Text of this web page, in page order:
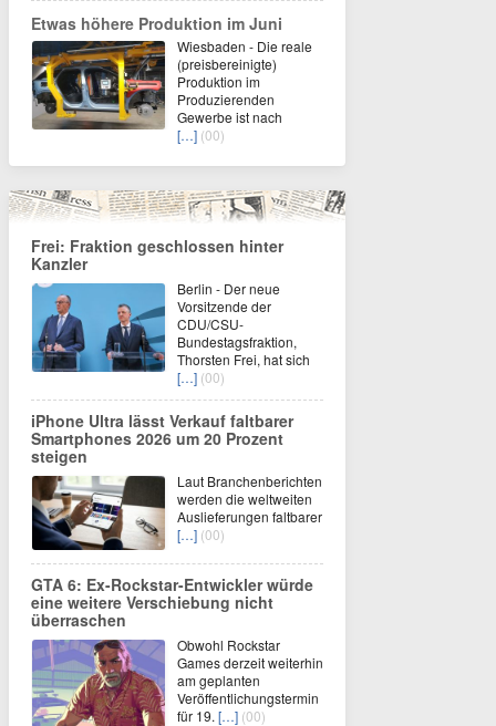
Etwas höhere Produktion im Juni
Wiesbaden - Die reale
(preisbereinigte)
Produktion im
Produzierenden
Gewerbe ist nach
[…] (00)
Frei: Fraktion geschlossen hinter
Kanzler
Berlin - Der neue
Vorsitzende der
CDU/CSU-
Bundestagsfraktion,
Thorsten Frei, hat sich
[…] (00)
iPhone Ultra lässt Verkauf faltbarer
Smartphones 2026 um 20 Prozent
steigen
Laut Branchenberichten
werden die weltweiten
Auslieferungen faltbarer
[…] (00)
GTA 6: Ex-Rockstar-Entwickler würde
eine weitere Verschiebung nicht
überraschen
Obwohl Rockstar
Games derzeit weiterhin
am geplanten
Veröffentlichungstermin
für 19. […] (00)